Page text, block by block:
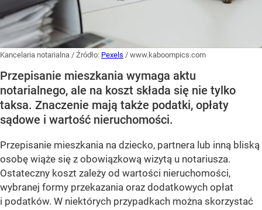
Kancelaria notarialna / Źródło: Pexels / www.kaboompics.com
Przepisanie mieszkania wymaga aktu
notarialnego, ale na koszt składa się nie tylko
taksa. Znaczenie mają także podatki, opłaty
sądowe i wartość nieruchomości.
Przepisanie mieszkania na dziecko, partnera lub inną bliską
osobę wiąże się z obowiązkową wizytą u notariusza.
Ostateczny koszt zależy od wartości nieruchomości,
wybranej formy przekazania oraz dodatkowych opłat
i podatków. W niektórych przypadkach można skorzystać